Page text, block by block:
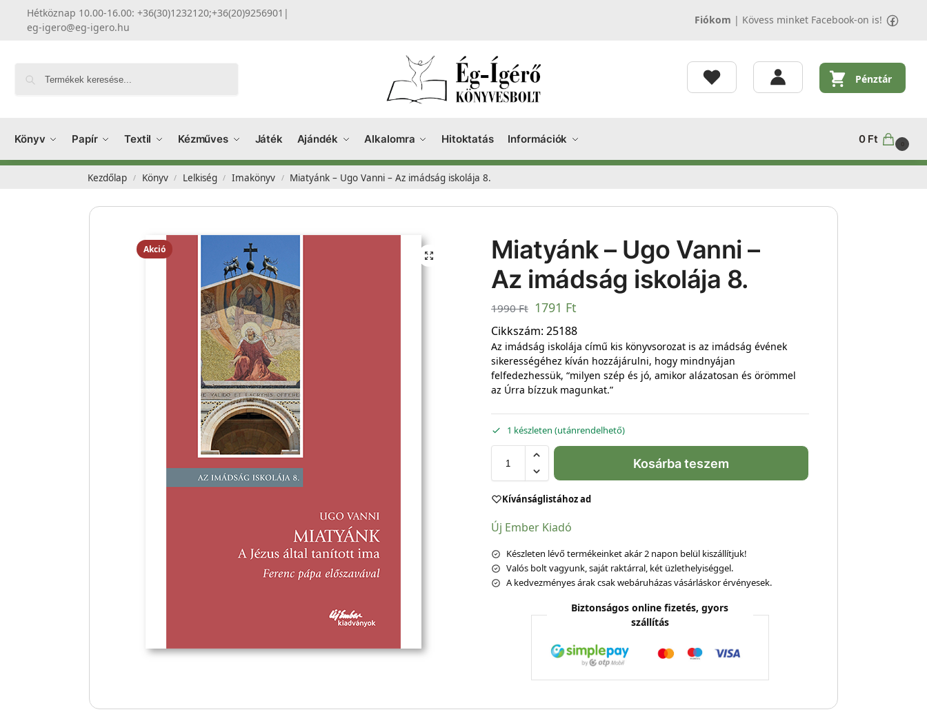
Hétköznap 10.00-16.00: +36(30)1232120;+36(20)9256901 |
eg-igero@eg-igero.hu
Fiókom | Kövess minket Facebook-on is!
Pénztár
Könyv Papír Textil Kézműves Játék Ajándék Alkalomra Hitoktatás Információk 0 Ft 0
Kezdőlap / Könyv / Lelkiség / Imakönyv / Miatyánk – Ugo Vanni – Az imádság iskolája 8.
Akció
Miatyánk – Ugo Vanni –
Az imádság iskolája 8.
1990Ft 1791 Ft
Cikkszám: 25188
Az imádság iskolája című kis könyvsorozat is az imádság évének
sikerességéhez kíván hozzájárulni, hogy mindnyájan
felfedezhessük, “milyen szép és jó, amikor alázatosan és örömmel
az Úrra bízzuk magunkat.”
1 készleten (utánrendelhető)
Kosárba teszem
Kívánságlistához ad
Új Ember Kiadó
Készleten lévő termékeinket akár 2 napon belül kiszállítjuk!
Valós bolt vagyunk, saját raktárral, két üzlethelyiséggel.
A kedvezményes árak csak webáruházas vásárláskor érvényesek.
Biztonságos online fizetés, gyors
szállítás